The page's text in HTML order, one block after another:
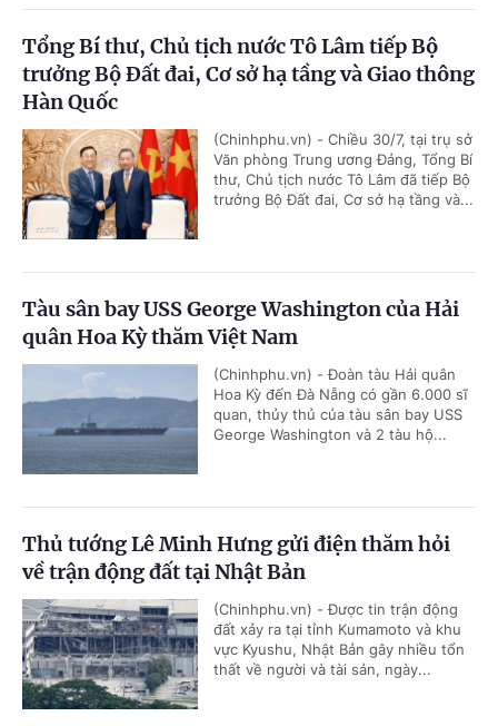
Tổng Bí thư, Chủ tịch nước Tô Lâm tiếp Bộ
trưởng Bộ Đất đai, Cơ sở hạ tầng và Giao thông
Hàn Quốc
(Chinhphu.vn) - Chiều 30/7, tại trụ sở
Văn phòng Trung ương Đảng, Tổng Bí
thư, Chủ tịch nước Tô Lâm đã tiếp Bộ
trưởng Bộ Đất đai, Cơ sở hạ tầng và...
Tàu sân bay USS George Washington của Hải
quân Hoa Kỳ thăm Việt Nam
(Chinhphu.vn) - Đoàn tàu Hải quân
Hoa Kỳ đến Đà Nẵng có gần 6.000 sĩ
quan, thủy thủ của tàu sân bay USS
George Washington và 2 tàu hộ...
Thủ tướng Lê Minh Hưng gửi điện thăm hỏi
về trận động đất tại Nhật Bản
(Chinhphu.vn) - Được tin trận động
đất xảy ra tại tỉnh Kumamoto và khu
vực Kyushu, Nhật Bản gây nhiều tổn
thất về người và tài sản, ngày...